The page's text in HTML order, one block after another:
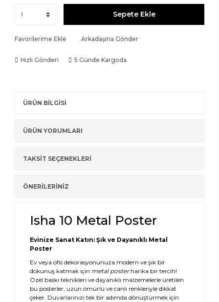
Sepete Ekle
Favorilerime Ekle Arkadaşına Gönder
Hızlı Gönderi 5 Günde Kargoda
ÜRÜN BİLGİSİ
ÜRÜN YORUMLARI
TAKSİT SEÇENEKLERİ
ÖNERİLERİNİZ
Isha 10 Metal Poster
Evinize Sanat Katın: Şık ve Dayanıklı Metal
Poster
Ev veya ofis dekorasyonunuza modern ve şık bir
dokunuş katmak için metal posterharika bir tercih!
Özel baskı teknikleri ve dayanıklı malzemelerle üretilen
bu posterler, uzun ömürlü ve canlı renkleriyle dikkat
çeker. Duvarlarınızı tek bir adımda dönüştürmek için